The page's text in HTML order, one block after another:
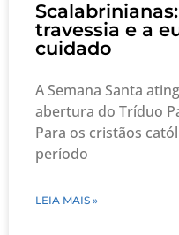
travessia e a
cuidado
A Semana Santa
abertura do Tríduo
Para os cristãos
período
LEIA MAIS »